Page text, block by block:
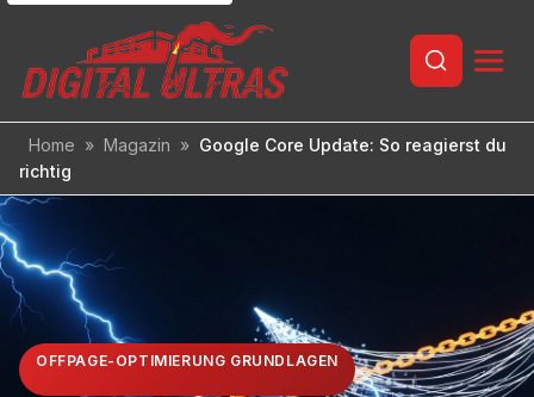
Inhalt
Home » Magazin » Google Core Update: So reagierst du
richtig
OFFPAGE-OPTIMIERUNG GRUNDLAGEN